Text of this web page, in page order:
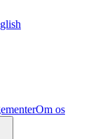
Om os